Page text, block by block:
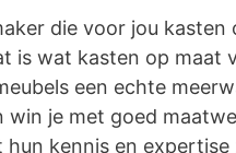
die voor jou
is wat kasten op maat
een echte
win je met goed
hun kennis en